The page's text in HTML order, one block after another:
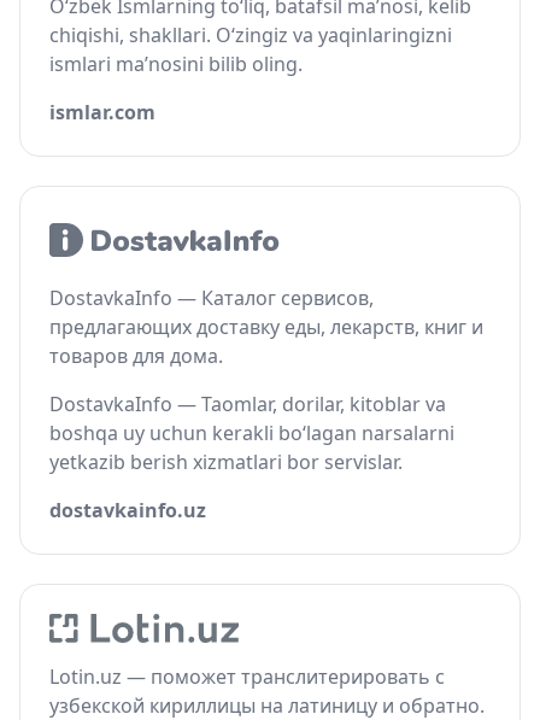
O‘zbek Ismlarning to‘liq, batafsil ma’nosi, kelib
chiqishi, shakllari. O‘zingiz va yaqinlaringizni
ismlari ma’nosini bilib oling.
ismlar.com
DostavkaInfo — Каталог сервисов,
предлагающих доставку еды, лекарств, книг и
товаров для дома.
DostavkaInfo — Taomlar, dorilar, kitoblar va
boshqa uy uchun kerakli bo‘lagan narsalarni
yetkazib berish xizmatlari bor servislar.
dostavkainfo.uz
Lotin.uz — поможет транслитерировать с
узбекской кириллицы на латиницу и обратно.